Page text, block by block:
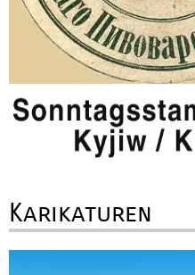
Karikaturen